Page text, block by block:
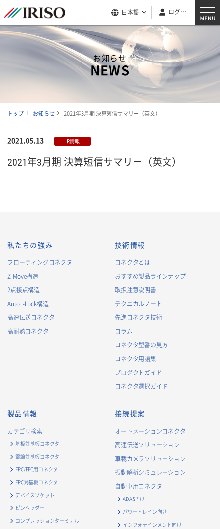
日本語 ログイン
お知らせ
NEWS
トップ お知らせ 2021年3月期 決算短信サマリー（英文）
2021.05.13 IR情報
2021年3月期 決算短信サマリー（英文）
私たちの強み
フローティングコネクタ
Z-Move構造
2点接点構造
Auto I-Lock構造
高速伝送コネクタ
高耐熱コネクタ
技術情報
コネクタとは
おすすめ製品ラインナップ
取扱注意説明書
テクニカルノート
先進コネクタ技術
コラム
コネクタ型番の見方
コネクタ用語集
プロダクトガイド
コネクタ選択ガイド
製品情報
カテゴリ検索
基板対基板コネクタ
電線対基板コネクタ
FPC/FFC用コネクタ
FPC対基板コネクタ
デバイスソケット
ピンヘッダー
コンプレッションターミナル
接続提案
オートメーションコネクタ
高速伝送ソリューション
車載カメラソリューション
振動解析シミュレーション
自動車用コネクタ
ADAS向け
パワートレイン向け
インフォテインメント向け